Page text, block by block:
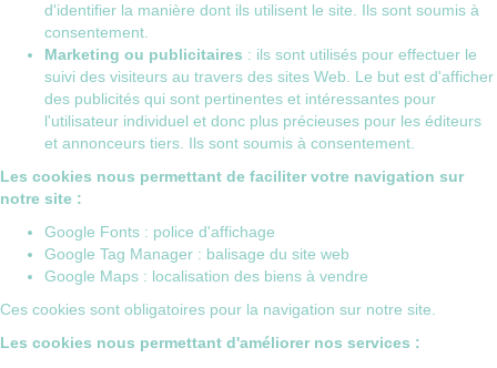
d'identifier la manière dont ils utilisent le site. Ils sont soumis à
consentement.
Marketing ou publicitaires : ils sont utilisés pour effectuer le
suivi des visiteurs au travers des sites Web. Le but est d'afficher
des publicités qui sont pertinentes et intéressantes pour
l'utilisateur individuel et donc plus précieuses pour les éditeurs
et annonceurs tiers. Ils sont soumis à consentement.
Les cookies nous permettant de faciliter votre navigation sur
notre site :
Google Fonts : police d'affichage
Google Tag Manager : balisage du site web
Google Maps : localisation des biens à vendre
Ces cookies sont obligatoires pour la navigation sur notre site.
Les cookies nous permettant d'améliorer nos services :